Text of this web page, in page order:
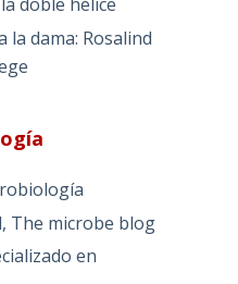
la dama: Rosalind
The microbe blog
en